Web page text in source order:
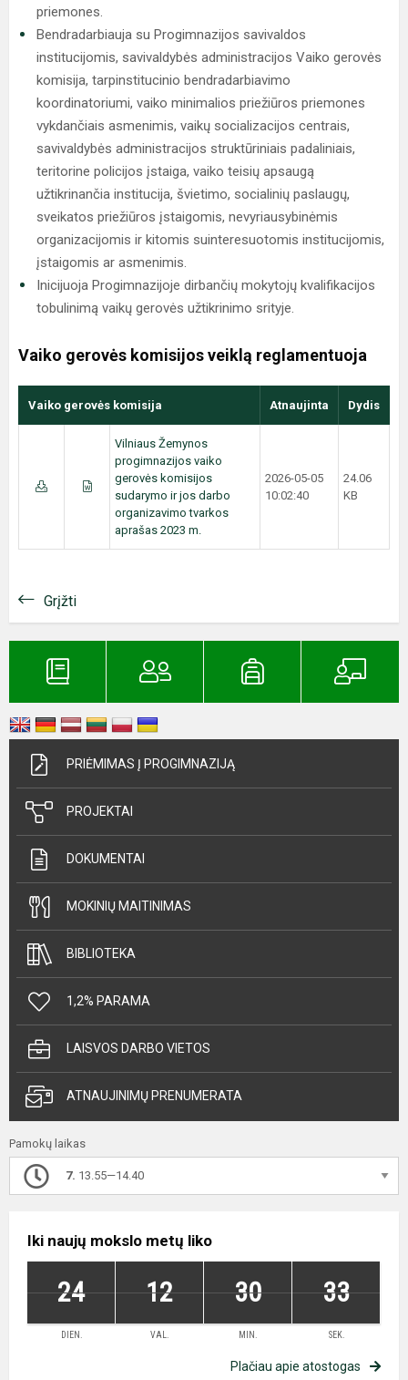
priemones.
Bendradarbiauja su Progimnazijos savivaldos
institucijomis, savivaldybės administracijos Vaiko gerovės
komisija, tarpinstitucinio bendradarbiavimo
koordinatoriumi, vaiko minimalios priežiūros priemones
vykdančiais asmenimis, vaikų socializacijos centrais,
savivaldybės administracijos struktūriniais padaliniais,
teritorine policijos įstaiga, vaiko teisių apsaugą
užtikrinančia institucija, švietimo, socialinių paslaugų,
sveikatos priežiūros įstaigomis, nevyriausybinėmis
organizacijomis ir kitomis suinteresuotomis institucijomis,
įstaigomis ar asmenimis.
Inicijuoja Progimnazijoje dirbančių mokytojų kvalifikacijos
tobulinimą vaikų gerovės užtikrinimo srityje.
Vaiko gerovės komisijos veiklą reglamentuoja
Vaiko gerovės komisija Atnaujinta Dydis
Vilniaus Žemynos
progimnazijos vaiko
gerovės komisijos
sudarymo ir jos darbo
organizavimo tvarkos
aprašas 2023 m.
2026-05-05
10:02:40
24.06
KB
Grįžti
PRIĖMIMAS Į PROGIMNAZIJĄ
PROJEKTAI
DOKUMENTAI
MOKINIŲ MAITINIMAS
BIBLIOTEKA
1,2% PARAMA
LAISVOS DARBO VIETOS
ATNAUJINIMŲ PRENUMERATA
Pamokų laikas
7. 13.55—14.40
Iki naujų mokslo metų liko
24 12 30 32
DIEN. VAL. MIN. SEK.
Plačiau apie atostogas